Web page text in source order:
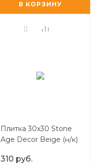
В КОРЗИНУ
Плитка 30х30 Stone
Age Decor Beige (н/к)
310 руб.